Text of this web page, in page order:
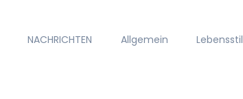
NACHRICHTEN Allgemein Lebensstil